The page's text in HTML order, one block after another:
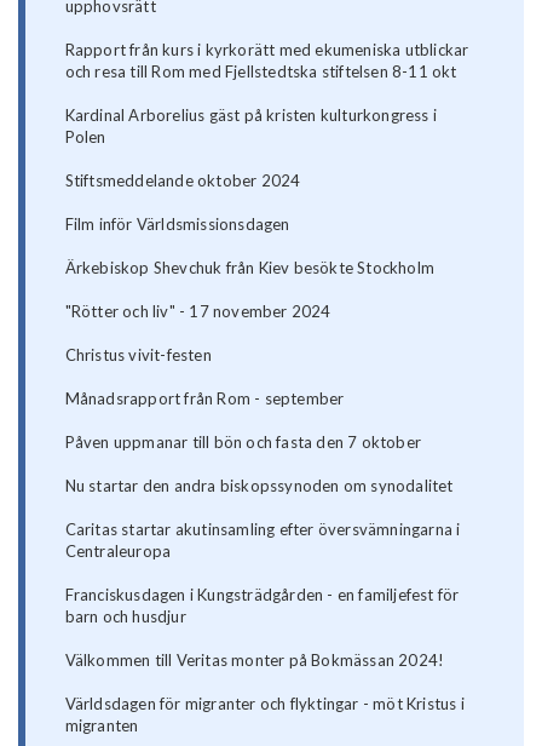
upphovsrätt
Rapport från kurs i kyrkorätt med ekumeniska utblickar
och resa till Rom med Fjellstedtska stiftelsen 8-11 okt
Kardinal Arborelius gäst på kristen kulturkongress i
Polen
Stiftsmeddelande oktober 2024
Film inför Världsmissionsdagen
Ärkebiskop Shevchuk från Kiev besökte Stockholm
"Rötter och liv" - 17 november 2024
Christus vivit-festen
Månadsrapport från Rom - september
Påven uppmanar till bön och fasta den 7 oktober
Nu startar den andra biskopssynoden om synodalitet
Caritas startar akutinsamling efter översvämningarna i
Centraleuropa
Franciskusdagen i Kungsträdgården - en familjefest för
barn och husdjur
Välkommen till Veritas monter på Bokmässan 2024!
Världsdagen för migranter och flyktingar - möt Kristus i
migranten